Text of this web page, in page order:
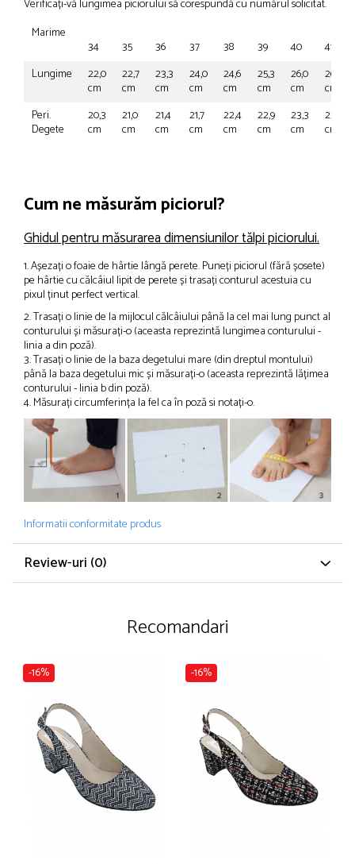
Verificați-vă lungimea piciorului să corespundă cu numărul solicitat.
Marime
34 35 36 37 38 39 40
41
Lungime
22,0
cm
22,7
cm
23,3
cm
24,0
cm
24,6
cm
25,3
cm
26,0
cm
26,6
cm
Peri.
Degete
20,3
cm
21,0
cm
21,4
cm
21,7
cm
22,4
cm
22,9
cm
23,3
cm
23,7
cm
Cum ne măsurăm piciorul?
Ghidul pentru măsurarea dimensiunilor tălpi piciorului.
1. Așezați o foaie de hârtie lângă perete. Puneți piciorul (fără șosete)
pe hârtie cu călcâiul lipit de perete și trasați conturul acestuia cu
pixul ținut perfect vertical.
2. Trasați o linie de la mijlocul călcâiului până la cel mai lung punct al
conturului și măsurați-o (aceasta reprezintă lungimea conturului -
linia a din poză).
3. Trasați o linie de la baza degetului mare (din dreptul montului)
până la baza degetului mic și măsurați-o (aceasta reprezintă lățimea
conturului - linia b din poză).
4. Măsurați circumferința la fel ca în poză si notați-o.
Informatii conformitate produs
Review-uri (0)
Recomandari
-16% -16%